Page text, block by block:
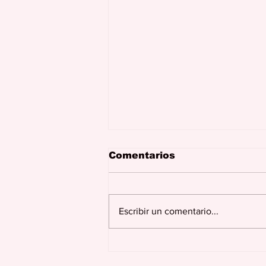
Comentarios
Escribir un comentario...